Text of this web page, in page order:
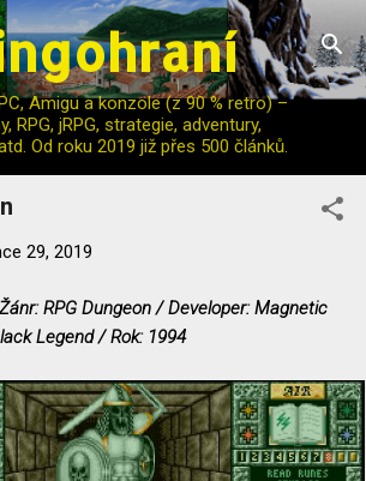
Přeskočit na hlavní obsah
Amigu a konzole (z 90 % retro) –
RPG, jRPG, strategie, adventury,
Od roku 2019 již přes 500 článků.
29, 2019
RPG Dungeon / Developer: Magnetic
Legend / Rok: 1994